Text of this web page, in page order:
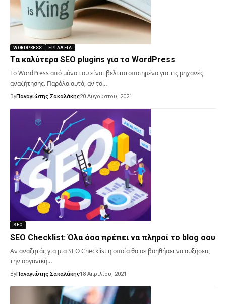
WORDPRESS ΕΡΓΑΛΕΊΑ
Τα καλύτερα SEO plugins για το WordPress
Το WordPress από μόνο του είναι βελτιστοποιημένο για τις μηχανές
αναζήτησης. Παρόλα αυτά, αν το…
ByΠαναγιώτης Σακαλάκης20 Αυγούστου, 2021
SEO
SEO Checklist: Όλα όσα πρέπει να πληροί το blog σου
Αν αναζητάς για μια SEO Checklist η οποία θα σε βοηθήσει να αυξήσεις
την οργανική…
ByΠαναγιώτης Σακαλάκης18 Απριλίου, 2021